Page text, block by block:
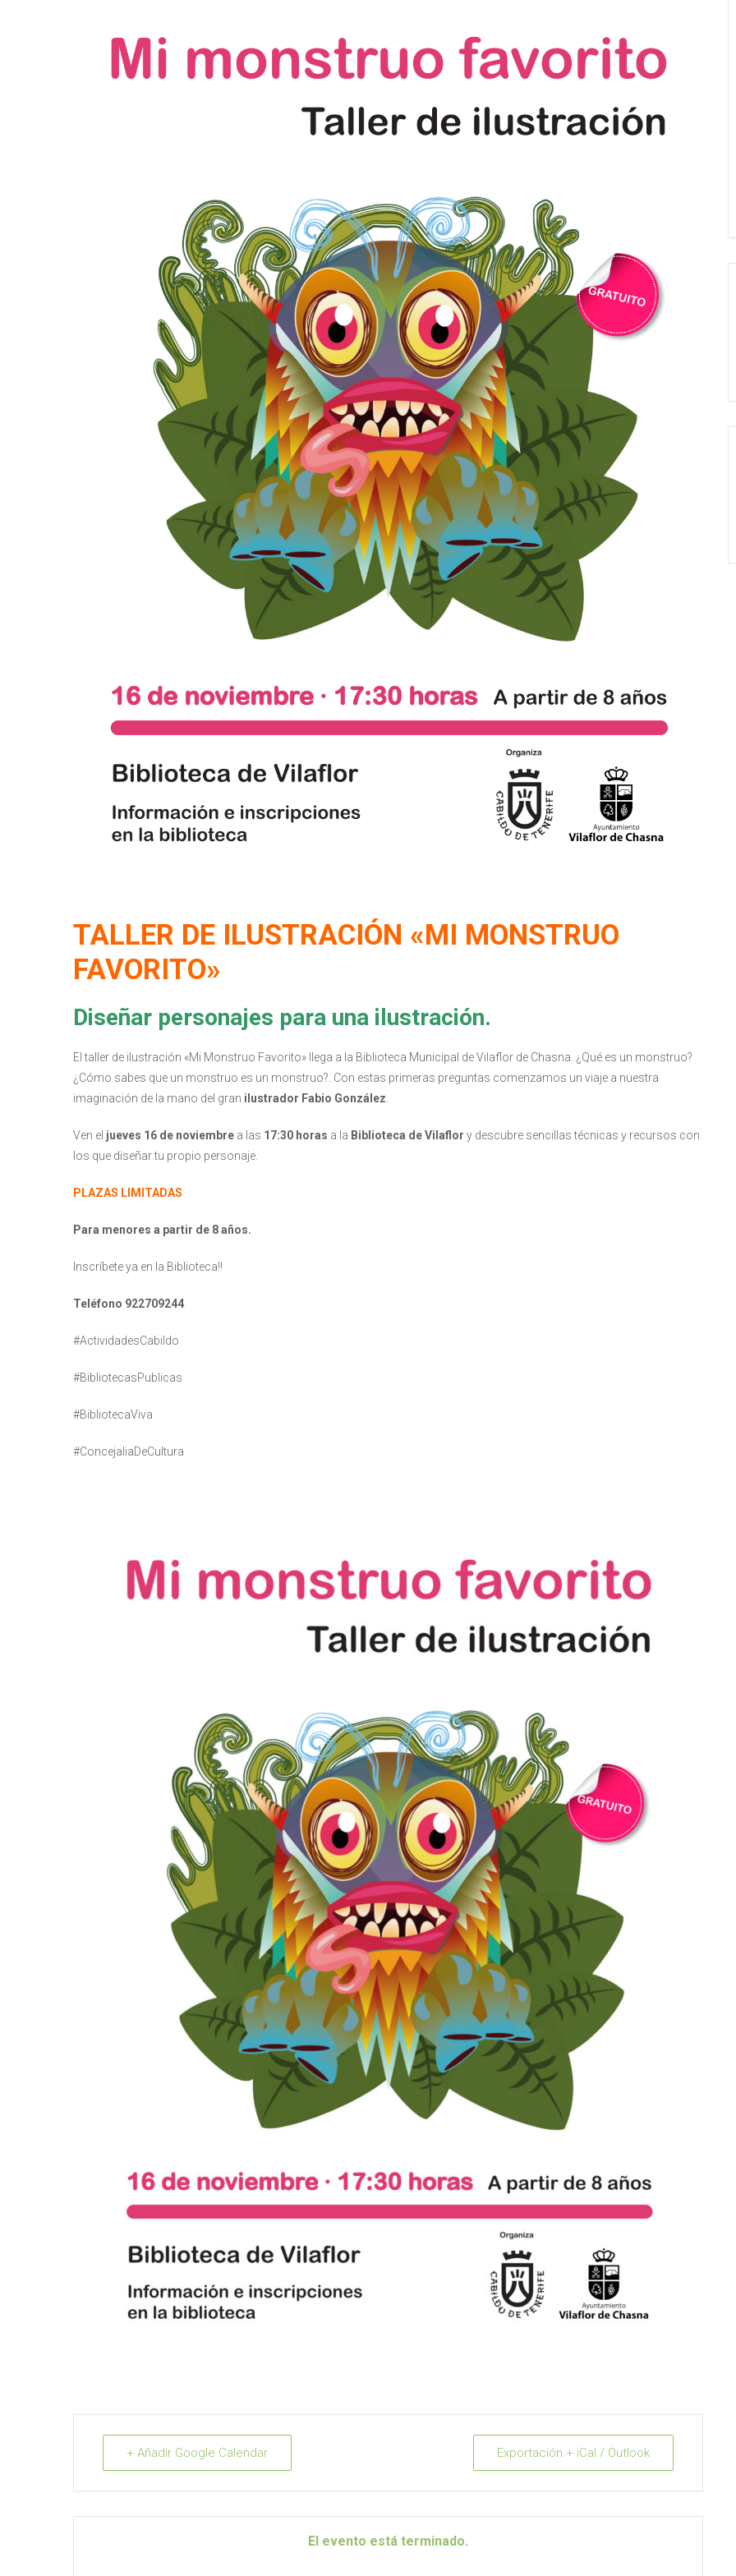
TALLER DE ILUSTRACIÓN «MI MONSTRUO
FAVORITO»
Diseñar personajes para una ilustración.
El taller de ilustración «Mi Monstruo Favorito» llega a la Biblioteca Municipal de Vilaflor de Chasna. ¿Qué es un monstruo?
¿Cómo sabes que un monstruo es un monstruo?. Con estas primeras preguntas comenzamos un viaje a nuestra
imaginación de la mano del gran ilustrador Fabio González
Ven el jueves 16 de noviembre a las 17:30 horas a la Biblioteca de Vilaflor y descubre sencillas técnicas y recursos con
los que diseñar tu propio personaje.
PLAZAS LIMITADAS
Para menores a partir de 8 años.
Inscríbete ya en la Biblioteca!!
Teléfono 922709244
#ActividadesCabildo
#BibliotecasPublicas
#BibliotecaViva
#ConcejaliaDeCultura
+ Añadir Google Calendar Exportación + iCal / Outlook
El evento está terminado.